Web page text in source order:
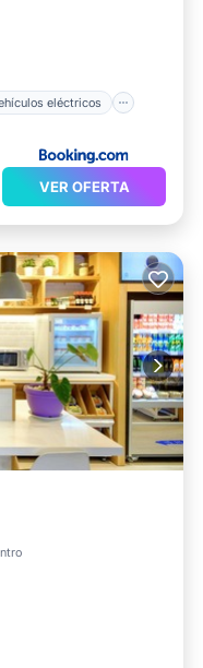
eléctricos
eléctricos
VER OFERTA